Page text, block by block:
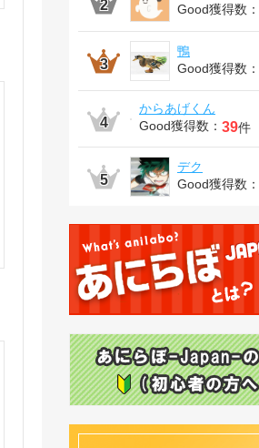
Good獲得数：
鴨
Good獲得数：
からあげくん
Good獲得数： 39件
デク
Good獲得数：